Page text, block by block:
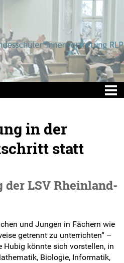
in der
statt
LSV Rheinland-
und Jungen in Fächern wie
getrennt zu unterrichten“ –
könnte sich vorstellen, in
Biologie, Informatik,